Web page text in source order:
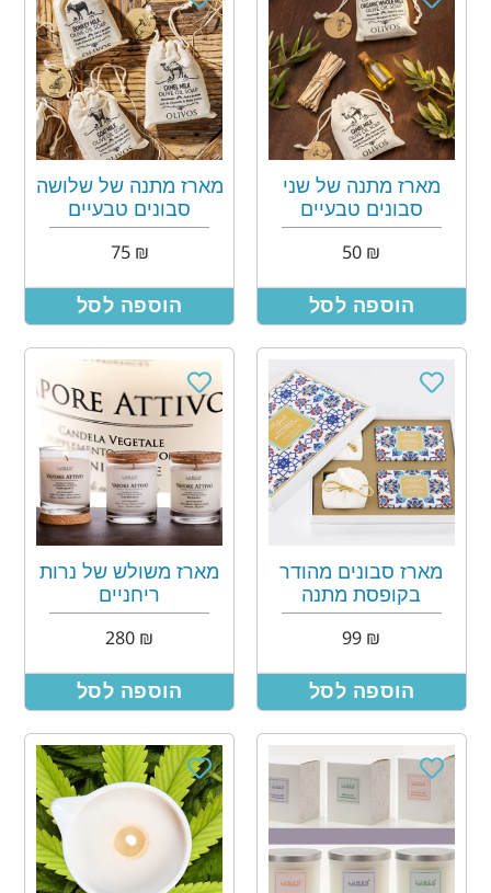
מארז מתנה של שני
סבונים טבעיים
₪
הוספה לסל
מארז מתנה של שלושה
סבונים טבעיים
₪
75
הוספה לסל
מארז סבונים מהודר
בקופסת מתנה
₪
הוספה לסל
מארז משולש של נרות
ריחניים
₪
הוספה לסל